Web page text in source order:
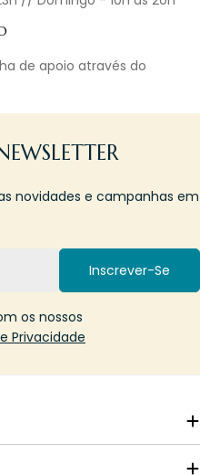
de apoio através do
novidades e campanhas em
Inscrever-Se
os nossos
Privacidade